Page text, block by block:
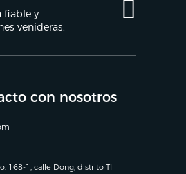
fiable y
venideras.
con nosotros
168-1, calle Dong, distrito TI